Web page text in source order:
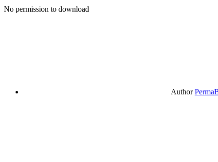
No permission to download
Author